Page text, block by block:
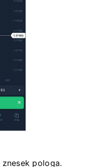
pologa.